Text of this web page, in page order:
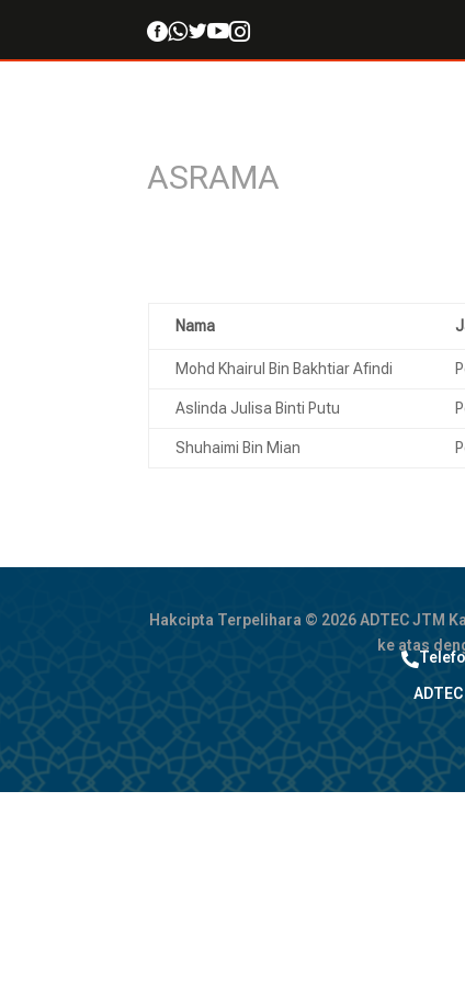

ASRAMA
Nama
Mohd Khairul Bin Bakhtiar Afindi
Aslinda Julisa Binti Putu
Shuhaimi Bin Mian

Hakcipta Terpelihara © 2026 ADTEC JTM
ke atas